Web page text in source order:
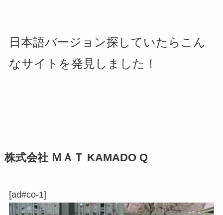
日本語バージョン探していたらこん
なサイトを発見しました！
株式会社 ＭＡＴ KAMADO Q
[ad#co-1]